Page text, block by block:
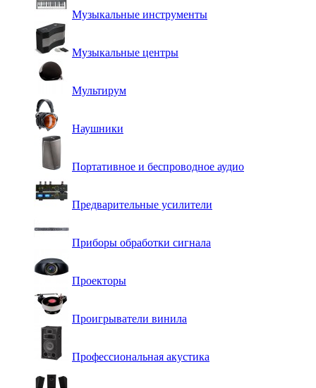
Музыкальные инструменты
Музыкальные центры
Мультирум
Наушники
Портативное и беспроводное аудио
Предварительные усилители
Приборы обработки сигнала
Проекторы
Проигрыватели винила
Профессиональная акустика